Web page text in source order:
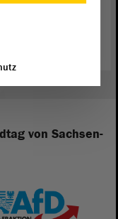
von Sachsen-